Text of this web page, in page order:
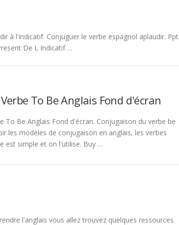
à l'indicatif. Conjuguer le verbe espagnol aplaudir. Ppt
De L Indicatif …
To Be Anglais Fond d'écran
To Be Anglais Fond d'écran. Conjugaison du verbe be
les modèles de conjugaison en anglais, les verbes
est simple et on l'utilise. Buy …
l'anglais vous allez trouvez quelques ressources